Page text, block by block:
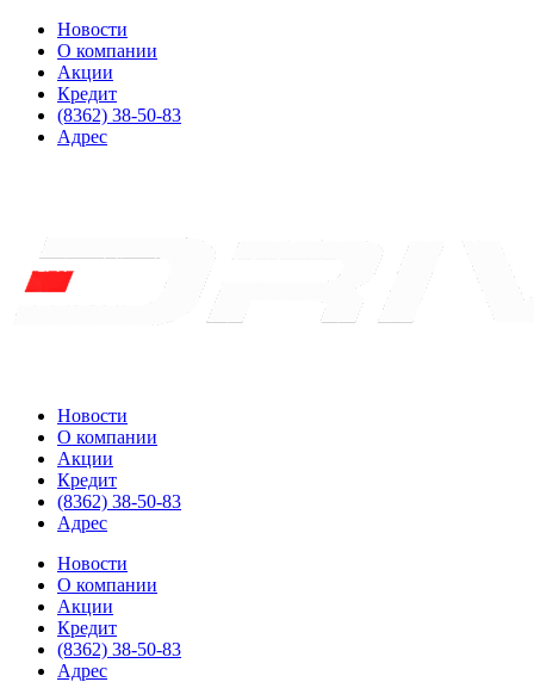
Новости
О компании
Акции
Кредит
(8362) 38-50-83
Адрес
Новости
О компании
Акции
Кредит
(8362) 38-50-83
Адрес
Новости
О компании
Акции
Кредит
(8362) 38-50-83
Адрес